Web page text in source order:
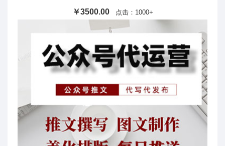
￥3500.00
点击：1000+